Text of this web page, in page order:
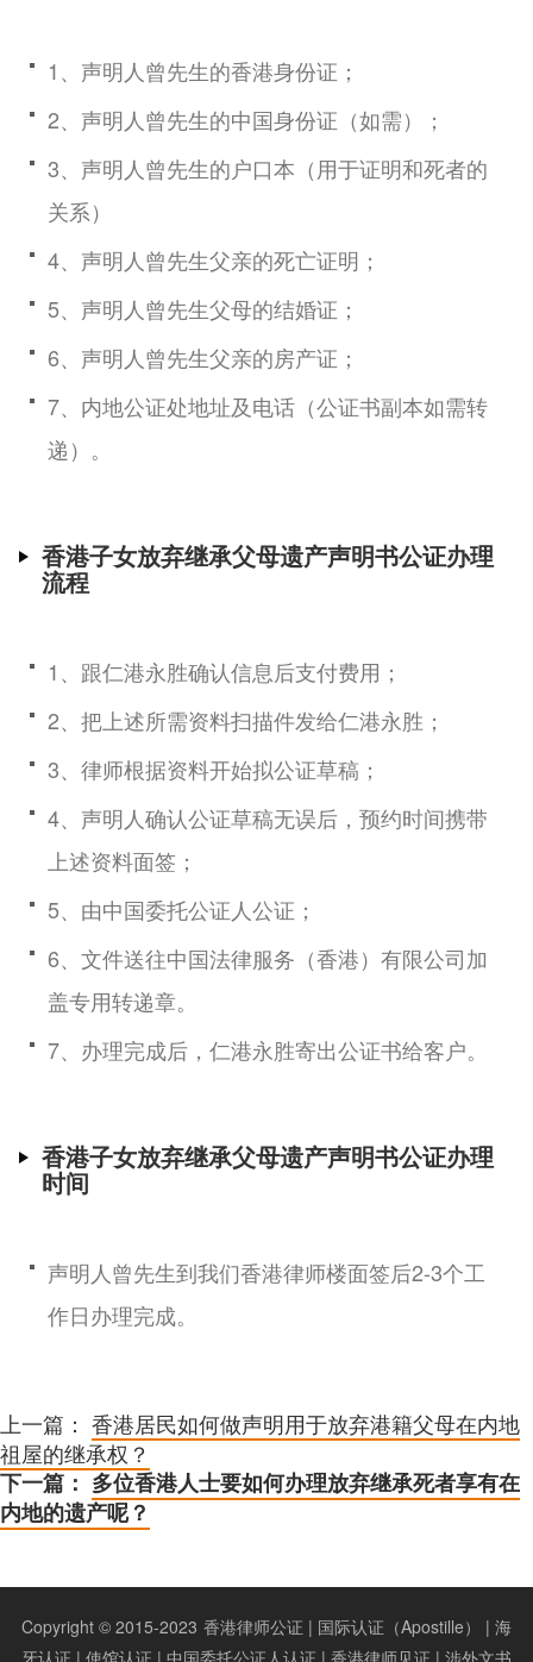
1、声明人曾先生的香港身份证；
2、声明人曾先生的中国身份证（如需）；
3、声明人曾先生的户口本（用于证明和死者的
关系）
4、声明人曾先生父亲的死亡证明；
5、声明人曾先生父母的结婚证；
6、声明人曾先生父亲的房产证；
7、内地公证处地址及电话（公证书副本如需转
递）。
香港子女放弃继承父母遗产声明书公证办理
流程
1、跟仁港永胜确认信息后支付费用；
2、把上述所需资料扫描件发给仁港永胜；
3、律师根据资料开始拟公证草稿；
4、声明人确认公证草稿无误后，预约时间携带
上述资料面签；
5、由中国委托公证人公证；
6、文件送往中国法律服务（香港）有限公司加
盖专用转递章。
7、办理完成后，仁港永胜寄出公证书给客户。
香港子女放弃继承父母遗产声明书公证办理
时间
声明人曾先生到我们香港律师楼面签后2-3个工
作日办理完成。
上一篇： 香港居民如何做声明用于放弃港籍父母在内地
祖屋的继承权？
下一篇： 多位香港人士要如何办理放弃继承死者享有在
内地的遗产呢？
Copyright © 2015-2023 香港律师公证 | 国际认证（Apostille） | 海